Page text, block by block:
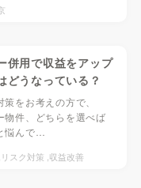
併用で収益をアップ
どうなっている？
をお考えの方で、
物件、どちらを選べば
悩んで…
リスク対策 収益改善